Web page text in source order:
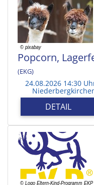
Popcorn,
(EKG)
24.08.2026 14:30
DETAIL